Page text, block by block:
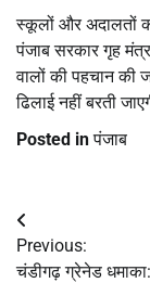
स्कूलों और अदालतों
पंजाब सरकार गृह
वालों की पहचान की
ढिलाई नहीं बरती
Posted inपंजाब
Post
navigation
Previous:
चंडीगढ़ ग्रेनेड